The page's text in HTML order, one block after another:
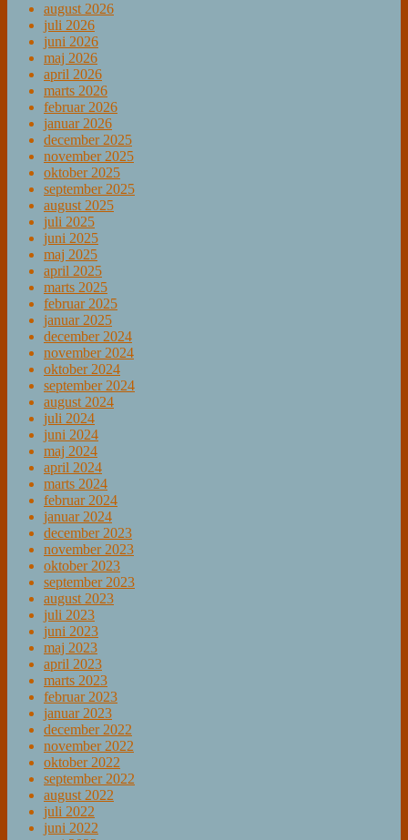
august 2026
juli 2026
juni 2026
maj 2026
april 2026
marts 2026
februar 2026
januar 2026
december 2025
november 2025
oktober 2025
september 2025
august 2025
juli 2025
juni 2025
maj 2025
april 2025
marts 2025
februar 2025
januar 2025
december 2024
november 2024
oktober 2024
september 2024
august 2024
juli 2024
juni 2024
maj 2024
april 2024
marts 2024
februar 2024
januar 2024
december 2023
november 2023
oktober 2023
september 2023
august 2023
juli 2023
juni 2023
maj 2023
april 2023
marts 2023
februar 2023
januar 2023
december 2022
november 2022
oktober 2022
september 2022
august 2022
juli 2022
juni 2022